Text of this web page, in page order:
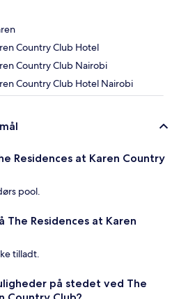
Country Club Hotel
Country Club Nairobi
Country Club Hotel Nairobi
Residences at Karen Country
pool.
Residences at Karen
tilladt.
på stedet ved The